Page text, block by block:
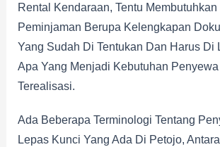
Rental Kendaraan, Tentu
Peminjaman Berupa Kelengkapan
Yang Sudah Di Tentukan Dan Harus Di
Apa Yang Menjadi Kebutuhan
Terealisasi.
Ada Beberapa Terminologi Tentang
Lepas Kunci Yang Ada Di Petojo,